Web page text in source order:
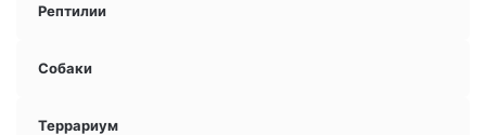
Рептилии
Собаки
Террариум